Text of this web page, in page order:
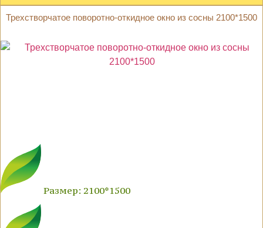
Трехстворчатое поворотно-откидное окно из сосны 2100*1500
Размер: 2100*1500